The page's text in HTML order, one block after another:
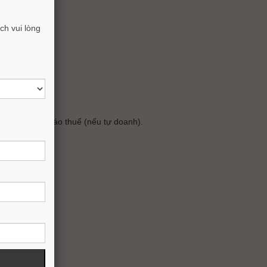
+ báo cáo thuế (nếu tự doanh).
vui lòng